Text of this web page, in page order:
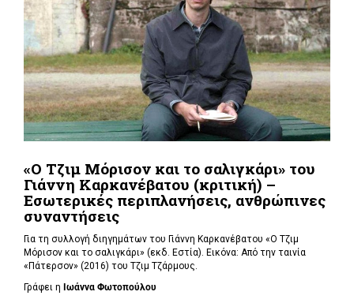
«Ο Τζιμ Μόρισον και το σαλιγκάρι» του
Γιάννη Καρκανέβατου (κριτική) –
Εσωτερικές περιπλανήσεις, ανθρώπινες
συναντήσεις
Για τη συλλογή διηγημάτων του Γιάννη Καρκανέβατου «Ο Τζιμ
Μόρισον και το σαλιγκάρι» (εκδ. Εστία). Εικόνα: Από την ταινία
«Πάτερσον» (2016) του Τζιμ Τζάρμους.
Γράφει η Ιωάννα Φωτοπούλου